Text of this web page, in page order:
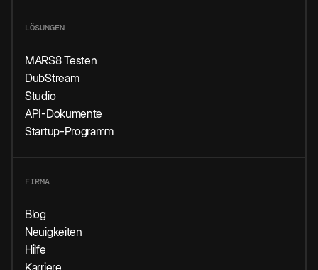
LÖSUNGEN
MARS8 Testen
DubStream
Studio
API-Dokumente
Startup-Programm
FIRMA
Blog
Neuigkeiten
Hilfe